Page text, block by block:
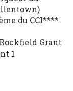
du CCI****
Grant
1